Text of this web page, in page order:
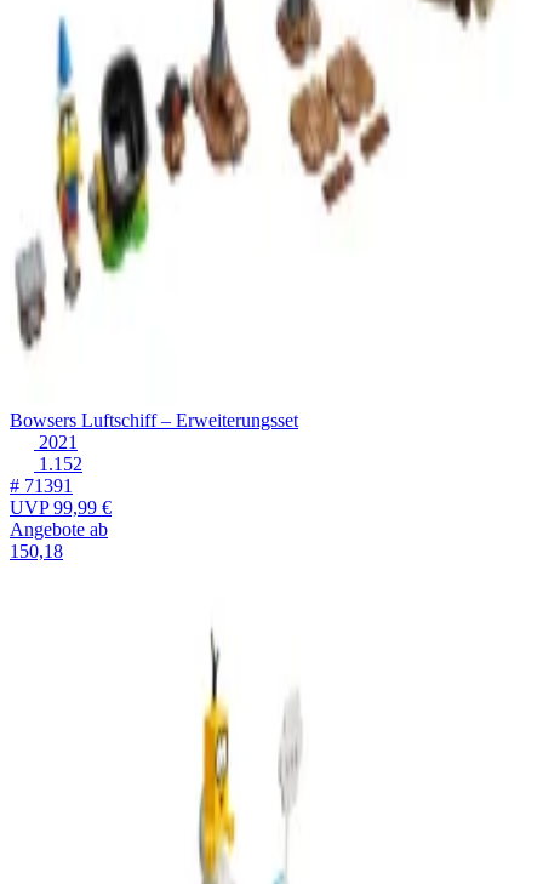
Bowsers Luftschiff – Erweiterungsset
2021
1.152
# 71391
UVP99,99 €
Angebote ab
150,18